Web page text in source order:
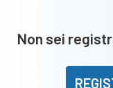
Non sei